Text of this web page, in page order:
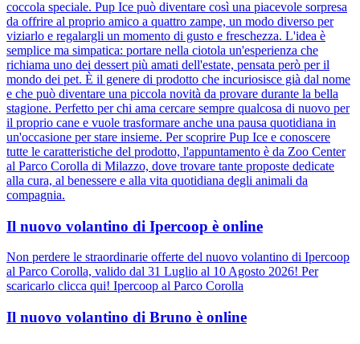
coccola speciale. Pup Ice può diventare così una piacevole sorpresa
da offrire al proprio amico a quattro zampe, un modo diverso per
viziarlo e regalargli un momento di gusto e freschezza. L'idea è
semplice ma simpatica: portare nella ciotola un'esperienza che
richiama uno dei dessert più amati dell'estate, pensata però per il
mondo dei pet. È il genere di prodotto che incuriosisce già dal nome
e che può diventare una piccola novità da provare durante la bella
stagione. Perfetto per chi ama cercare sempre qualcosa di nuovo per
il proprio cane e vuole trasformare anche una pausa quotidiana in
un'occasione per stare insieme. Per scoprire Pup Ice e conoscere
tutte le caratteristiche del prodotto, l'appuntamento è da Zoo Center
al Parco Corolla di Milazzo, dove trovare tante proposte dedicate
alla cura, al benessere e alla vita quotidiana degli animali da
compagnia.
Il nuovo volantino di Ipercoop è online
Non perdere le straordinarie offerte del nuovo volantino di Ipercoop
al Parco Corolla, valido dal 31 Luglio al 10 Agosto 2026! Per
scaricarlo clicca qui! Ipercoop al Parco Corolla
Il nuovo volantino di Bruno è online